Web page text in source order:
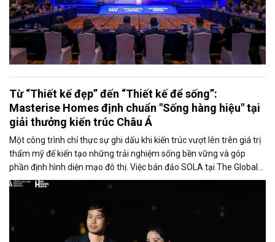
Từ “Thiết kế đẹp” đến “Thiết kế để sống”:
Masterise Homes định chuẩn "Sống hàng hiệu" tại
giải thưởng kiến trúc Châu Á
Một công trình chỉ thực sự ghi dấu khi kiến trúc vượt lên trên giá trị
thẩm mỹ để kiến tạo những trải nghiệm sống bền vững và góp
phần định hình diện mạo đô thị. Việc bán đảo SOLA tại The Global
City và tòa tháp đôi One Central Saigon được vinh danh tại Asia
năng lực “kiến tạo trải nghiệm xứng tầm” của Nhà định chuẩn
Masterise Homes bằng tư duy quy hoạch dài hạn, thiết kế có chiều
sâu và trải nghiệm cư dân được đặt ở trung tâm của hệ tiê